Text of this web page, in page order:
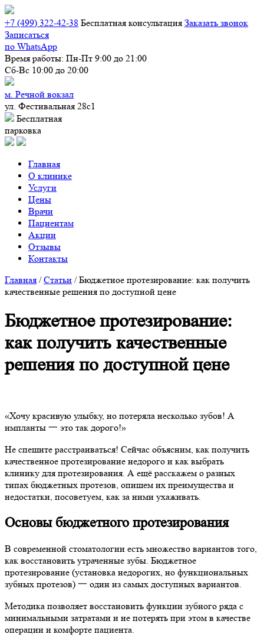
+7 (499) 322-42-38 Бесплатная конcультация Заказать звонок
Записаться
по WhatsApp
Время работы: Пн-Пт 9:00 до 21:00
Сб-Вс 10:00 до 20:00
м. Речной вокзал
ул. Фестивальная 28с1
Бесплатная
парковка
Главная
О клинике
Услуги
Цены
Врачи
Пациентам
Акции
Отзывы
Контакты
Главная /Статьи /Бюджетное протезирование: как получить
качественные решения по доступной цене
Бюджетное протезирование:
как получить качественные
решения по доступной цене
«Хочу красивую улыбку, но потеряла несколько зубов! А
импланты 一 это так дорого!»
Не спешите расстраиваться! Сейчас объясним, как получить
качественное протезирование недорого и как выбрать
клинику для протезирования. А ещё расскажем о разных
типах бюджетных протезов, опишем их преимущества и
недостатки, посоветуем, как за ними ухаживать.
Основы бюджетного протезирования
В современной стоматологии есть множество вариантов того,
как восстановить утраченные зубы. Бюджетное
протезирование (установка недорогих, но функциональных
зубных протезов) 一 один из самых доступных вариантов.
Методика позволяет восстановить функции зубного ряда с
минимальными затратами и не потерять при этом в качестве
операции и комфорте пациента.